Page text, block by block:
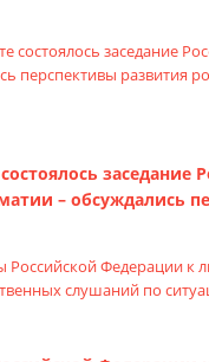
– обсуждались